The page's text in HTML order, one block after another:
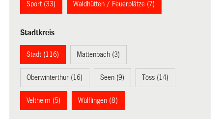
Sport (33) Waldhütten / Feuerplätze (7)
Stadtkreis
Stadt (116) Mattenbach (3)
Oberwinterthur (16) Seen (9) Töss (14)
Veltheim (5) Wülflingen (8)